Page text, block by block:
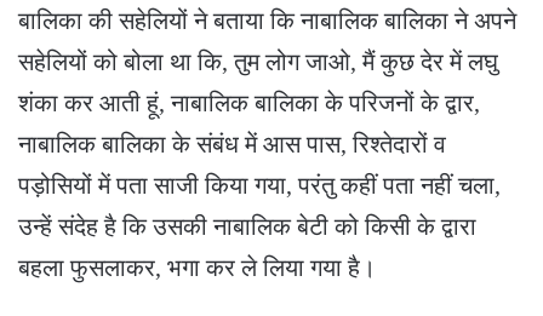
बालिका की सहेलियों ने बताया कि नाबालिक बालिका ने अपने
सहेलियों को बोला था कि, तुम लोग जाओ, मैं कुछ देर में लघु
शंका कर आती हूं, नाबालिक बालिका के परिजनों के द्वार,
नाबालिक बालिका के संबंध में आस पास, रिश्तेदारों व
पड़ोसियों में पता साजी किया गया, परंतु कहीं पता नहीं चला,
उन्हें संदेह है कि उसकी नाबालिक बेटी को किसी के द्वारा
बहला फुसलाकर, भगा कर ले लिया गया है।